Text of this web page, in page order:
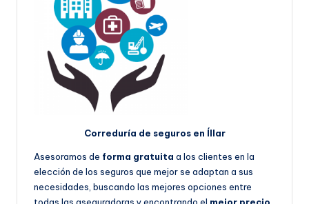
Correduría de seguros en Íllar
Asesoramos de forma gratuita a los clientes en la
elección de los seguros que mejor se adaptan a sus
necesidades, buscando las mejores opciones entre